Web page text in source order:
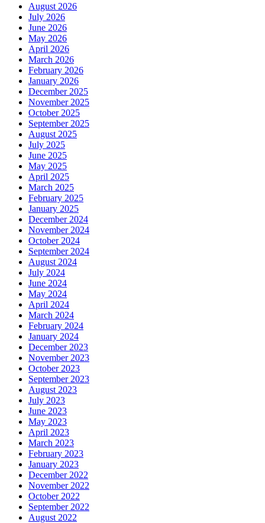
August 2026
July 2026
June 2026
May 2026
April 2026
March 2026
February 2026
January 2026
December 2025
November 2025
October 2025
September 2025
August 2025
July 2025
June 2025
May 2025
April 2025
March 2025
February 2025
January 2025
December 2024
November 2024
October 2024
September 2024
August 2024
July 2024
June 2024
May 2024
April 2024
March 2024
February 2024
January 2024
December 2023
November 2023
October 2023
September 2023
August 2023
July 2023
June 2023
May 2023
April 2023
March 2023
February 2023
January 2023
December 2022
November 2022
October 2022
September 2022
August 2022